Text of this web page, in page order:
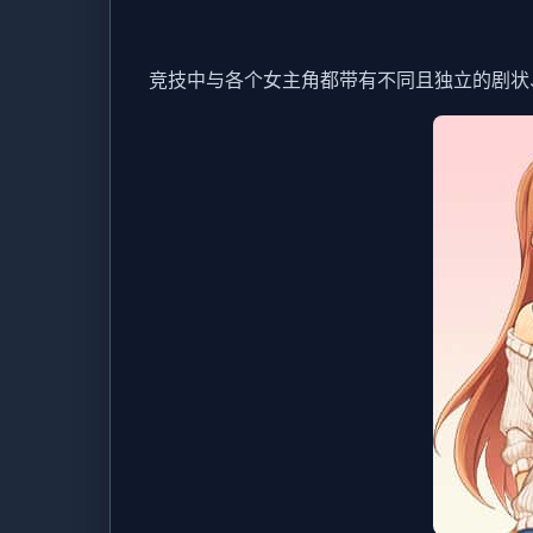
竞技中与各个女主角都带有不同且独立的剧